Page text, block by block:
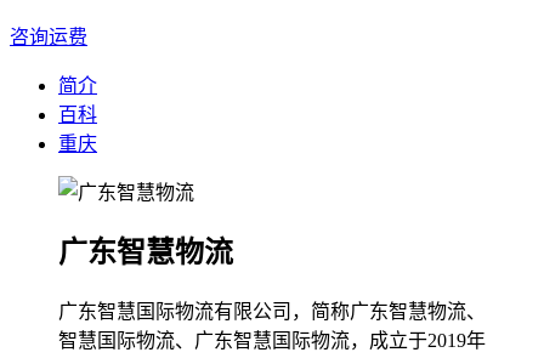
咨询运费
简介
百科
重庆
广东智慧物流
广东智慧国际物流有限公司，简称广东智慧物流、
智慧国际物流、广东智慧国际物流，成立于2019年